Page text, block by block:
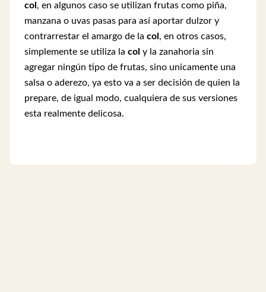
col , en algunos caso se utilizan frutas como piña,
manzana o uvas pasas para así aportar dulzor y
contrarrestar el amargo de la col , en otros casos,
simplemente se utiliza la col y la zanahoria sin
agregar ningún tipo de frutas, sino unicamente una
salsa o aderezo, ya esto va a ser decisión de quien la
prepare, de igual modo, cualquiera de sus versiones
esta realmente delicosa.